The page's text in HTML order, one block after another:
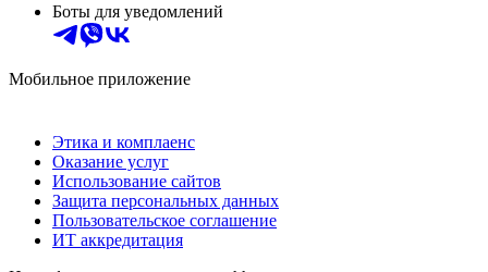
Боты для уведомлений
Мобильное приложение
Этика и комплаенс
Оказание услуг
Использование сайтов
Защита персональных данных
Пользовательское соглашение
ИТ аккредитация